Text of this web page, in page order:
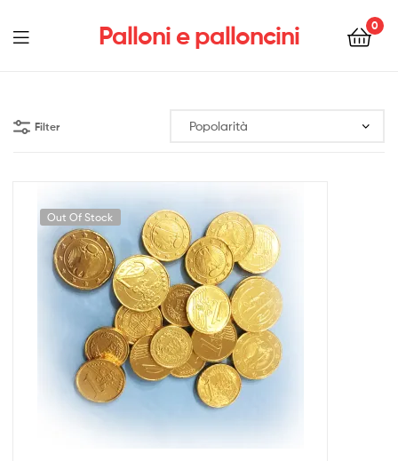
Palloni e palloncini 0
Menu
Filter
Out Of Stock